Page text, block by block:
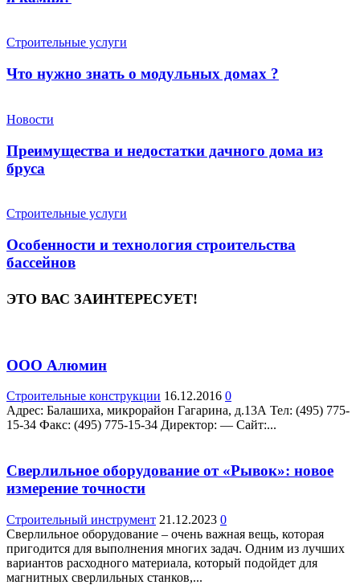
Строительные услуги
Что нужно знать о модульных домах ?
Новости
Преимущества и недостатки дачного дома из
бруса
Строительные услуги
Особенности и технология строительства
бассейнов
ЭТО ВАС ЗАИНТЕРЕСУЕТ!
ООО Алюмин
Строительные конструкции 16.12.2016 0
Адрес: Балашиха, микрорайон Гагарина, д.13А Teл: (495) 775-
15-34 Факс: (495) 775-15-34 Директор: — Сайт:...
Сверлильное оборудование от «Рывок»: новое
измерение точности
Строительный инструмент 21.12.2023 0
Сверлильное оборудование – очень важная вещь, которая
пригодится для выполнения многих задач. Одним из лучших
вариантов расходного материала, который подойдет для
магнитных сверлильных станков,...